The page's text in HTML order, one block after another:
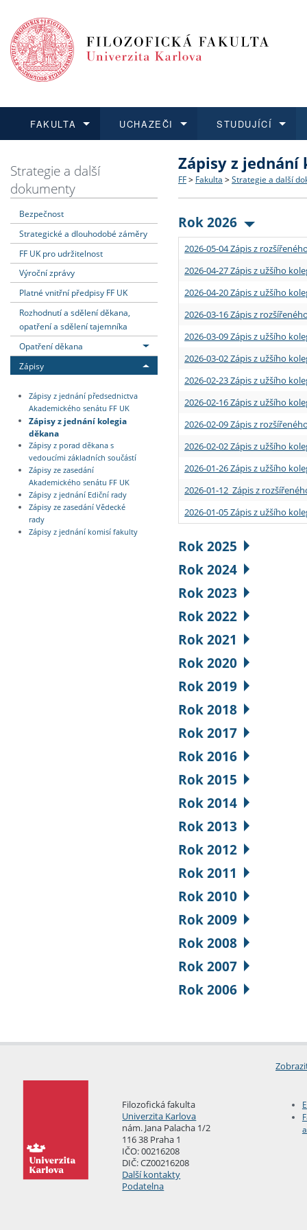
FAKULTA
Dozvědět se více
Struktura a historie
Strategie a další
Podpora a benefity pro
Absolventi fakulty
UCHAZEČI
Podat přihlášku
Co studovat a jak se
Učitelské studijní
Informace k průběhu
STUDUJÍCÍ
Dozvědět se více
Bakalářské a magisterské
Doktorské studium
Rigorózní řízení
Dozvědět se více
O vědě a výzkumu na FF
Akademické kvalifikace
Granty a projekty
Dozvědět se více
Aktuální nabídky a
Vyjíždějící studenti
Přijíždějící studenti
Vyjíždějící zaměstnanci
Strategie a další
dokumenty
Bezpečnost
Strategické a dlouhodobé záměry
FF UK pro udržitelnost
Výroční zprávy
Platné vnitřní předpisy FF UK
Rozhodnutí a sdělení děkana,
opatření a sdělení tajemníka
Opatření děkana
Zápisy
Zápisy z jednání předsednictva
Akademického senátu FF UK
Zápisy z jednání kolegia
děkana
Zápisy z porad děkana s
vedoucími základních součástí
Zápisy ze zasedání
Akademického senátu FF UK
Zápisy z jednání Ediční rady
Zápisy ze zasedání Vědecké
rady
Zápisy z jednání komisí fakulty
Zápisy z jednání
FF > Fakulta > Strategie a další
Rok 2026
2026-05-04 Zápis z
2026-04-27 Zápis z užšího
2026-04-20 Zápis z užšího
2026-03-16 Zápis z
2026-03-09 Zápis z užšího
2026-03-02 Zápis z užšího
2026-02-23 Zápis z užšího
2026-02-16 Zápis z užšího
2026-02-09 Zápis z
2026-02-02 Zápis z užšího
2026-01-26 Zápis z užšího
2026-01-12 Zápis z
2026-01-05 Zápis z užšího
Rok 2025
Rok 2024
Rok 2023
Rok 2022
Rok 2021
Rok 2020
Rok 2019
Rok 2018
Rok 2017
Rok 2016
Rok 2015
Rok 2014
Rok 2013
Rok 2012
Rok 2011
Rok 2010
Rok 2009
Rok 2008
Rok 2007
Rok 2006
Filozofická fakulta
Univerzita Karlova
nám. Jana Palacha 1/2
116 38 Praha 1
IČO: 00216208
DIČ: CZ00216208
Další kontakty
Podatelna